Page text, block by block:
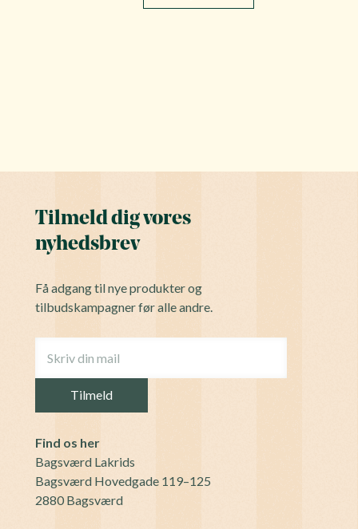
Tilmeld dig vores
nyhedsbrev
Få adgang til nye produkter og
tilbudskampagner før alle andre.
Find os her
Bagsværd Lakrids
Bagsværd Hovedgade 119–125
2880 Bagsværd